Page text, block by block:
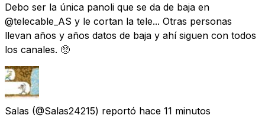
Debo ser la única panoli que se da de baja en
@telecable_AS y le cortan la tele... Otras personas
llevan años y años datos de baja y ahí siguen con todos
los canales. 🥺
Salas (@Salas24215) reportó hace 11 minutos